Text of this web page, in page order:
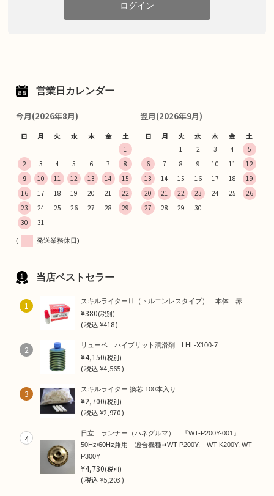
ログイン
営業日カレンダー
今月(2026年8月)
日 月 火 水 木 金 土
1
2
3 4 5 6 7
8
9
10 11 12 13 14
15
16
17 18 19 20 21
22
23
24 25 26 27 28
29
30
31
翌月(2026年9月)
日 月 火 水 木 金 土
1 2 3 4
5
6
7 8 9 10 11
12
13
14 15 16 17 18
19
20
21 22 23 24 25
26
27
28 29 30
( 発送業務休日)
当店ベストセラー
1 スキルライターⅢ（トルエンレスタイプ） 本体 赤
¥380(税別)
(税込¥418 )
2 リューベ ハイブリット潤滑剤 LHL-X100-7
¥4,150(税別)
(税込¥4,565 )
3 スキルライター 換芯 100本入り
¥2,700(税別)
(税込¥2,970 )
4
日立 ランナー（ハネグルマ） 『WT-P200Y-001』
50Hz/60Hz兼用 適合機種➜WT-P200Y, WT-K200Y, WT-
P300Y
¥4,730(税別)
(税込¥5,203 )